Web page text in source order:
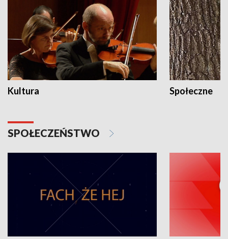
Kultura Społeczne
SPOŁECZEŃSTWO